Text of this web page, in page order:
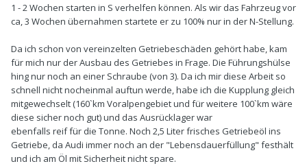
1 - 2 Wochen starten in S verhelfen können. Als wir das Fahrzeug vor
ca, 3 Wochen übernahmen startete er zu 100% nur in der N-Stellung.
Da ich schon von vereinzelten Getriebeschäden gehört habe, kam
für mich nur der Ausbau des Getriebes in Frage. Die Führungshülse
hing nur noch an einer Schraube (von 3). Da ich mir diese Arbeit so
schnell nicht nocheinmal auftun werde, habe ich die Kupplung gleich
mitgewechselt (160`km Voralpengebiet und für weitere 100`km wäre
diese sicher noch gut) und das Ausrücklager war
ebenfalls reif für die Tonne. Noch 2,5 Liter frisches Getriebeöl ins
Getriebe, da Audi immer noch an der "Lebensdauerfüllung" festhält
und ich am Öl mit Sicherheit nicht spare.